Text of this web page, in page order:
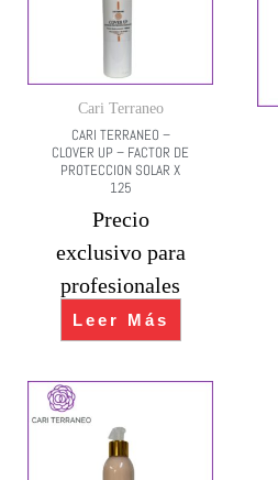
Cari Terraneo
CARI TERRANEO –
CLOVER UP – FACTOR DE
PROTECCION SOLAR X
125
Precio
exclusivo para
profesionales
Leer Más